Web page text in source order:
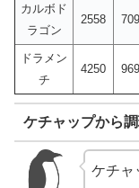
カルボド
ラゴン
2558
ドラメン
チ
4250
ケチャップから
ケチャ